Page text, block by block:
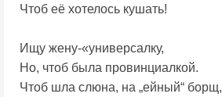
Чтоб её хотелось кушать!
Ищу жену-«универсалку,
Но, чтоб была провинциалкой.
Чтоб шла слюна, на „ейный“ борщ,